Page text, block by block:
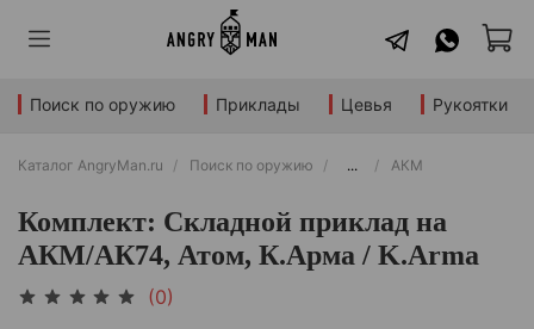
Поиск по оружию Приклады Цевья Рукоятки
Каталог AngryMan.ru Поиск по оружию ... АКМ
Комплект: Складной приклад на
АКМ/АК74, Атом, К.Арма / K.Arma
(0)